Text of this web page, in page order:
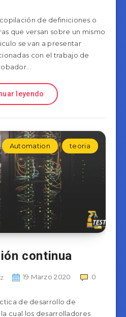
de definiciones o
que versan sobre un mismo
se van a presentar
con el trabajo de
leyendo
Automation teoria
continua
19 Marzo 2020 0
de desarrollo de
cual los desarrolladores